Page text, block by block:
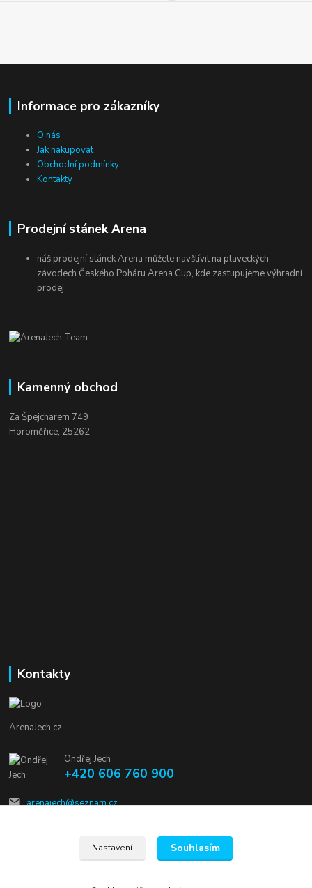
Informace pro zákazníky
O nás
Jak nakupovat
Obchodní podmínky
Kontakty
Prodejní stánek Arena
náš prodejní stánek Arena můžete navštívit na plaveckých
závodech Českého Poháru Arena Cup, kde zastupujeme výhradní
prodej
Kamenný obchod
Za Špejcharem 749
Horoměřice, 25262
Kontakty
ArenaJech.cz
Ondřej Jech
+420 606 760 900
arenajech@seznam.cz
Nastavení Souhlasím